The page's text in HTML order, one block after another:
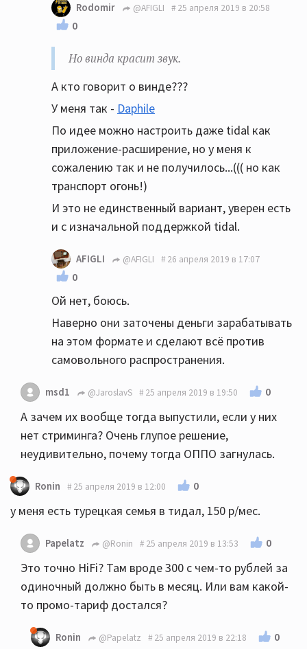
Rodomir @AFIGLI 25 апреля 2019 в 20:58
0
Но винда красит звук.
А кто говорит о винде???
У меня так - Daphile
По идее можно настроить даже tidal как
приложение-расширение, но у меня к
сожалению так и не получилось...((( но как
транспорт огонь!)
И это не единственный вариант, уверен есть
и с изначальной поддержкой tidal.
AFIGLI @AFIGLI 26 апреля 2019 в 17:07
0
Ой нет, боюсь.
Наверно они заточены деньги зарабатывать
на этом формате и сделают всё против
самовольного распространения.
msd1 @JaroslavS 25 апреля 2019 в 19:50 0
А зачем их вообще тогда выпустили, если у них
нет стриминга? Очень глупое решение,
неудивительно, почему тогда ОППО загнулась.
Ronin 25 апреля 2019 в 12:00 0
у меня есть турецкая семья в тидал, 150 р/мес.
Papelatz @Ronin 25 апреля 2019 в 13:53 0
Это точно HiFi? Там вроде 300 с чем-то рублей за
одиночный должно быть в месяц. Или вам какой-
то промо-тариф достался?
Ronin @Papelatz 25 апреля 2019 в 22:18 0